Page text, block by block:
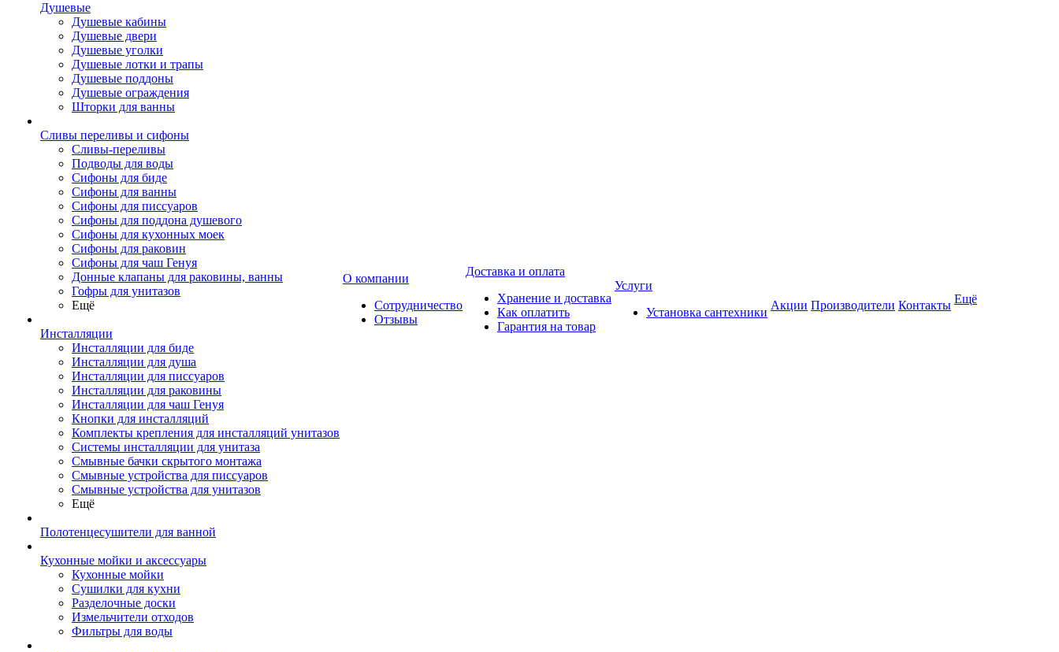
Душевые
Душевые кабины
Душевые двери
Душевые уголки
Душевые лотки и трапы
Душевые поддоны
Душевые ограждения
Шторки для ванны
Сливы переливы и сифоны
Сливы-переливы
Подводы для воды
Сифоны для биде
Сифоны для ванны
Сифоны для писсуаров
Сифоны для поддона душевого
Сифоны для кухонных моек
Сифоны для раковин
Сифоны для чаш Генуя
Донные клапаны для раковины, ванны
Гофры для унитазов
Ещё
Инсталляции
Инсталляции для биде
Инсталляции для душа
Инсталляции для писсуаров
Инсталляции для раковины
Инсталляции для чаш Генуя
Кнопки для инсталляций
Комплекты крепления для инсталляций унитазов
Системы инсталляции для унитаза
Смывные бачки скрытого монтажа
Смывные устройства для писсуаров
Смывные устройства для унитазов
Ещё
Полотенцесушители для ванной
Кухонные мойки и аксессуары
Кухонные мойки
Сушилки для кухни
Разделочные доски
Измельчители отходов
Фильтры для воды
О компании
Сотрудничество
Отзывы
Доставка и оплата
Хранение и доставка
Как оплатить
Гарантия на товар
Услуги
Установка сантехники
Акции Производители Контакты Ещё